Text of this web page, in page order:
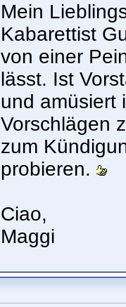
Mein
Kabarettist
von einer
lässt. Ist
und amüsiert
Vorschlägen
zum
probieren.
Ciao,
Maggi